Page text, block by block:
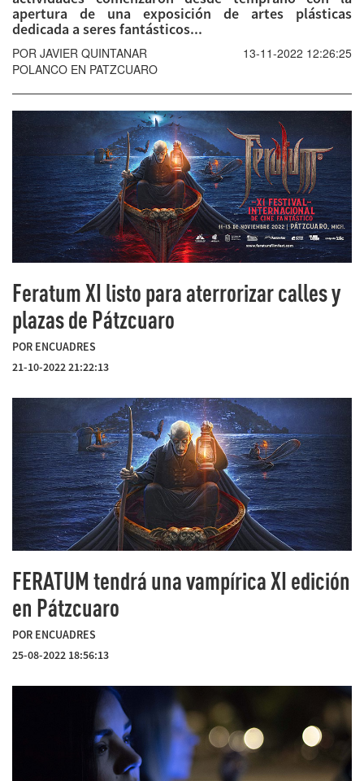
apertura de una exposición de artes plásticas
dedicada a seres fantásticos...
POR JAVIER QUINTANAR
POLANCO EN PATZCUARO
13-11-2022 12:26:25
Feratum XI listo para aterrorizar calles y
plazas de Pátzcuaro
POR ENCUADRES
21-10-2022 21:22:13
FERATUM tendrá una vampírica XI edición
en Pátzcuaro
POR ENCUADRES
25-08-2022 18:56:13